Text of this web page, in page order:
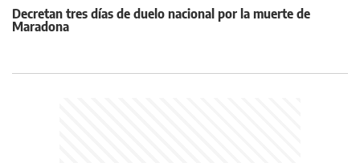
Decretan tres días de duelo nacional por la muerte de
Maradona